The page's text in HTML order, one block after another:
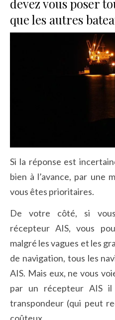
devez vous poser
que les autres
Si la réponse est
bien à l’avance, par une
vous êtes prioritaires.
De votre côté, si vous
récepteur AIS, vous
malgré les vagues et les
de navigation, tous les
AIS. Mais eux, ne vous
par un récepteur AIS
transpondeur (qui peut